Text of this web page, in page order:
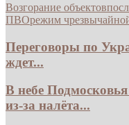
Возгорание объектов
ПВОрежим
Переговоры по
ждет...
В небе
из-за налёта...